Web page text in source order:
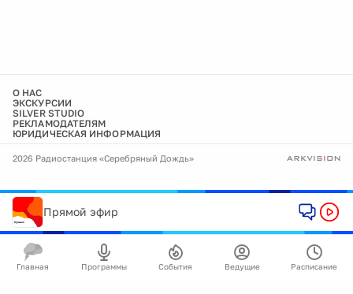
О НАС
ЭКСКУРСИИ
SILVER STUDIO
РЕКЛАМОДАТЕЛЯМ
ЮРИДИЧЕСКАЯ ИНФОРМАЦИЯ
2026 Радиостанция «Серебряный Дождь»
Прямой эфир
Главная Программы События Ведущие Расписание